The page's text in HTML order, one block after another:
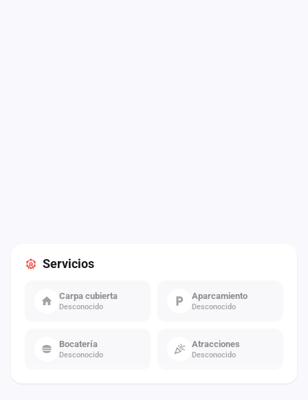
Servicios
Carpa cubierta
Desconocido
Aparcamiento
Desconocido
Bocatería
Desconocido
Atracciones
Desconocido